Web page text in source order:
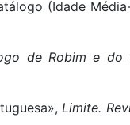
(Idade
de Robim e do
Limite.